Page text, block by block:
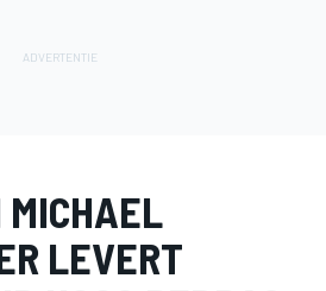
MICHAEL
LEVERT